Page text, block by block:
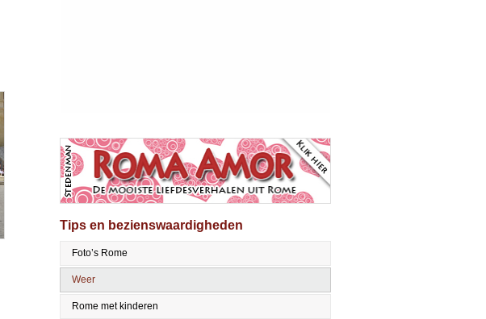
Tips en bezienswaardigheden
Foto’s Rome
Weer
Rome met kinderen